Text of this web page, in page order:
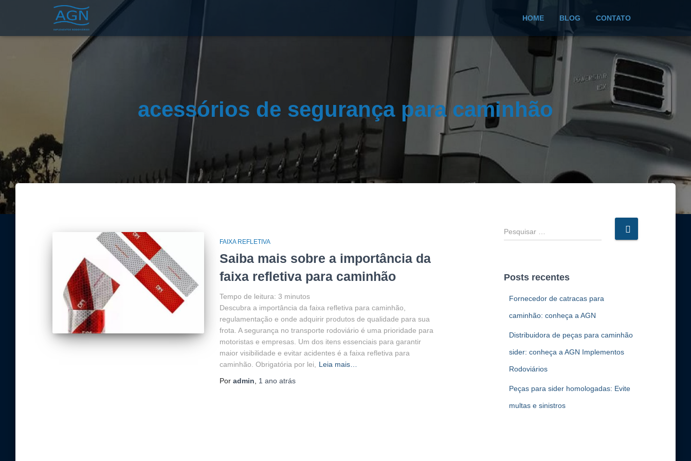
HOME BLOG CONTATO
acessórios de segurança para caminhão
FAIXA REFLETIVA
Saiba mais sobre a importância da
faixa refletiva para caminhão
Tempo de leitura: 3 minutos
Descubra a importância da faixa refletiva para caminhão,
regulamentação e onde adquirir produtos de qualidade para sua
frota. A segurança no transporte rodoviário é uma prioridade para
motoristas e empresas. Um dos itens essenciais para garantir
maior visibilidade e evitar acidentes é a faixa refletiva para
caminhão. Obrigatória por lei,
Leia mais…
Por admin 1 ano atrás
P
e
u
Posts recentes
Fornecedor de catracas para
caminhão: conheça a AGN
Distribuidora de peças para caminhão
sider: conheça a AGN Implementos
Rodoviários
Peças para sider homologadas: Evite
multas e sinistros